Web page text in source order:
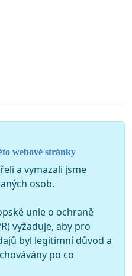
dokonce přislíbenou
webové stránky
a vymazali jsme
osob.
unie o ochraně
vyžaduje, aby pro
byl legitimní důvod a
po co